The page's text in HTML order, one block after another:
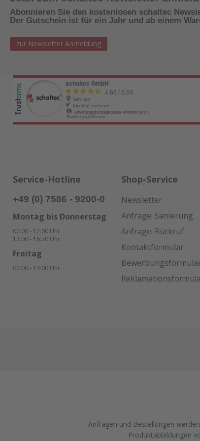
ergeben sich
folgende Vorteile:- einteiliger,
formschlüssiger
Kunststoffeinsatz- geringere
Beschädigung der Schalhaut-
Fräsungen- kein Bedarf an
Spezialwerkzeug- Einbau des
Plattenschutzes auch bei
eingebauter Platte möglich-
leichtes Einbauverfahren
Abonnieren Sie den kostenlosen schaltec
Der Gutschein ist für ein Jahr und ab einem
zur Newsletter Anmeldung
Service-Hotline
+49 (0) 7586 - 9200-0
Montag bis Donnerstag
07:00 - 12:00 Uhr
13:00 - 16:30 Uhr
Freitag
07:00 - 13:00 Uhr
Shop-Service
Newsletter
Anfrage: Sanierung
Anfrage: Rückruf
Kontaktformular
Anfragen und Bestellungen
Produktabbildungen